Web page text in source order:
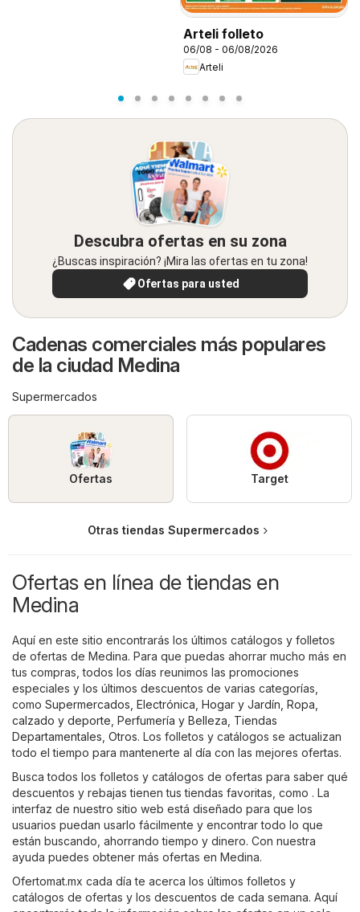
Arteli folleto
06/08 - 06/08/2026
Arteli
Descubra ofertas en su zona
¿Buscas inspiración? ¡Mira las ofertas en tu zona!
Ofertas para usted
Cadenas comerciales más populares
de la ciudad Medina
Supermercados
Ofertas Target
Otras tiendas Supermercados
Ofertas en línea de tiendas en
Medina
Aquí en este sitio encontrarás los últimos catálogos y folletos
de ofertas de Medina. Para que puedas ahorrar mucho más en
tus compras, todos los días reunimos las promociones
especiales y los últimos descuentos de varias categorías,
como Supermercados Electrónica Hogar y Jardín Ropa,
calzado y deporte Perfumería y Belleza Tiendas
Departamentales Otros. Los folletos y catálogos se actualizan
todo el tiempo para mantenerte al día con las mejores ofertas.
Busca todos los folletos y catálogos de ofertas para saber qué
descuentos y rebajas tienen tus tiendas favoritas, como . La
interfaz de nuestro sitio web está diseñado para que los
usuarios puedan usarlo fácilmente y encontrar todo lo que
están buscando, ahorrando tiempo y dinero. Con nuestra
ayuda puedes obtener más ofertas en Medina.
Ofertomat.mx cada día te acerca los últimos folletos y
catálogos de ofertas y los descuentos de cada semana. Aquí